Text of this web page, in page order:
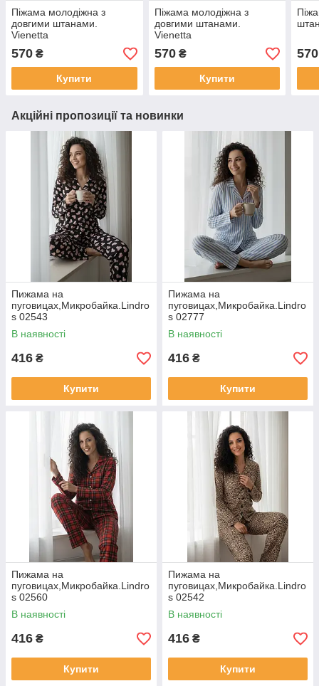
Піжама молодіжна з
довгими штанами.
Vienetta
570 ₴
Купити
Піжама молодіжна з
довгими штанами.
Vienetta
570₴
Купити
570
Акційні пропозиції та новинки
Пижама на
пуговицах,Микробайка.Lindro
s 02543
В наявності
416 ₴
Купити
Пижама на
пуговицах,Микробайка.Lindro
s 02777
В наявності
416 ₴
Купити
Пижама на
пуговицах,Микробайка.Lindro
s 02560
В наявності
416 ₴
Купити
Пижама на
пуговицах,Микробайка.Lindro
s 02542
В наявності
416 ₴
Купити